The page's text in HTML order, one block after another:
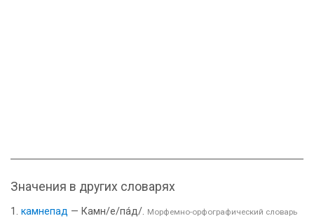
Значения в других словарях
камнепад — Камн/е/па́д/. Морфемно-орфографический словарь